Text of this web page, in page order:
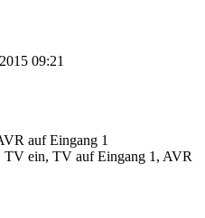
09:21
auf Eingang 1
ein, TV auf Eingang 1, AVR